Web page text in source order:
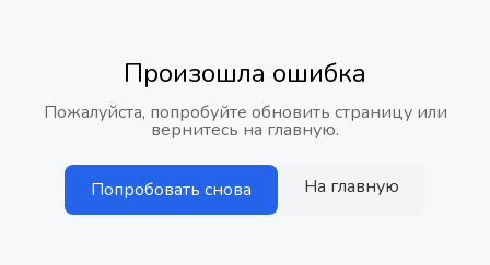
Произошла ошибка
Пожалуйста, попробуйте обновить страницу или
вернитесь на главную.
Попробовать снова На главную